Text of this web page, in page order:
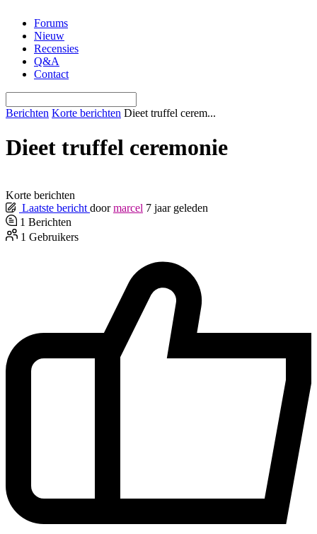
naar
inhoud
Forums
Nieuw
Recensies
Q&A
Contact
Berichten Korte berichten Dieet truffel cerem...
Dieet truffel ceremonie
Korte berichten
Laatste bericht door marcel 7 jaar geleden
1 Berichten
1 Gebruikers